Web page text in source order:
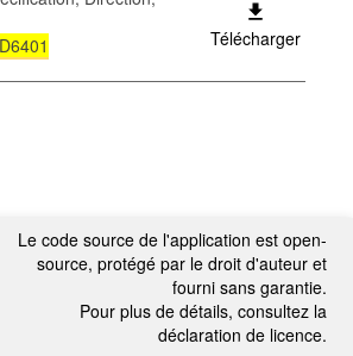
Télécharger
Le code source de l'application est open-
source, protégé par le droit d'auteur et
fourni sans garantie.
Pour plus de détails, consultez la
déclaration de licence.